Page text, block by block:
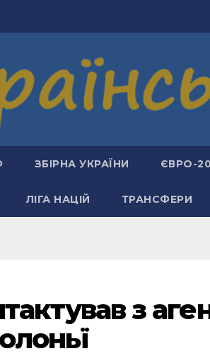
ЗБІРНА УКРАЇНИ ЄВРО-
ЛІГА НАЦІЙ ТРАНСФЕРИ
з